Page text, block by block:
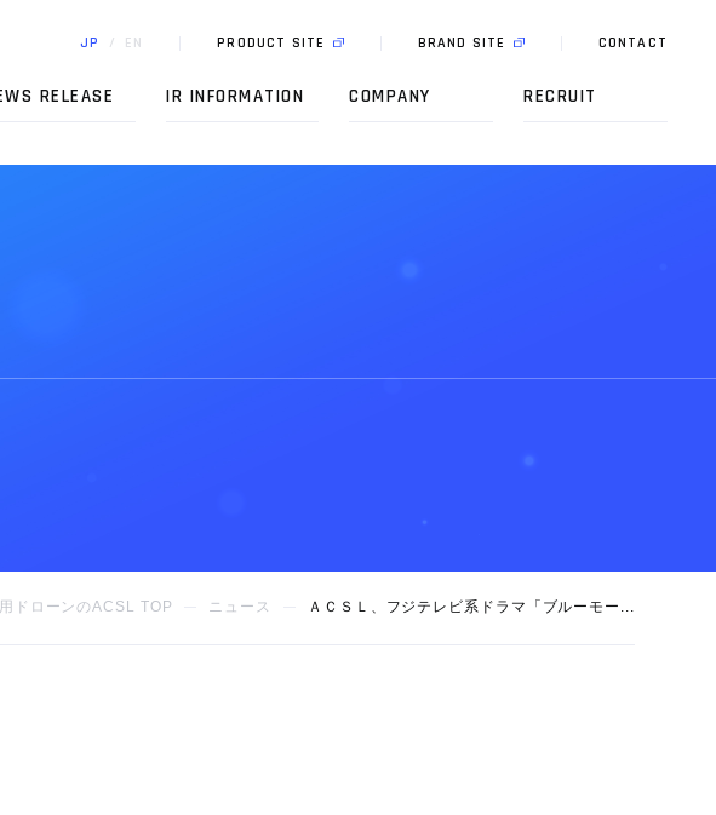
JP / E N PR ODUC T SI TE BRAND SI TE CON TAC T
WS RELEASE IR INFORMATION COMPANY RECRUIT
ドローンのACSL TOP ニュース ＡＣＳＬ、フジテレビ系ドラマ「ブルーモー...